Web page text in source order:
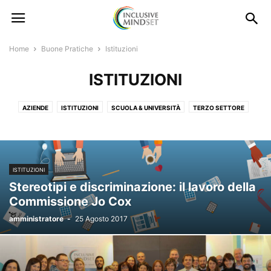
Home Buone Pratiche Istituzioni
ISTITUZIONI
AZIENDE ISTITUZIONI SCUOLA & UNIVERSITÀ TERZO SETTORE
ISTITUZIONI
Stereotipi e discriminazione: il lavoro della
Commissione Jo Cox
amministratore - 25 Agosto 2017